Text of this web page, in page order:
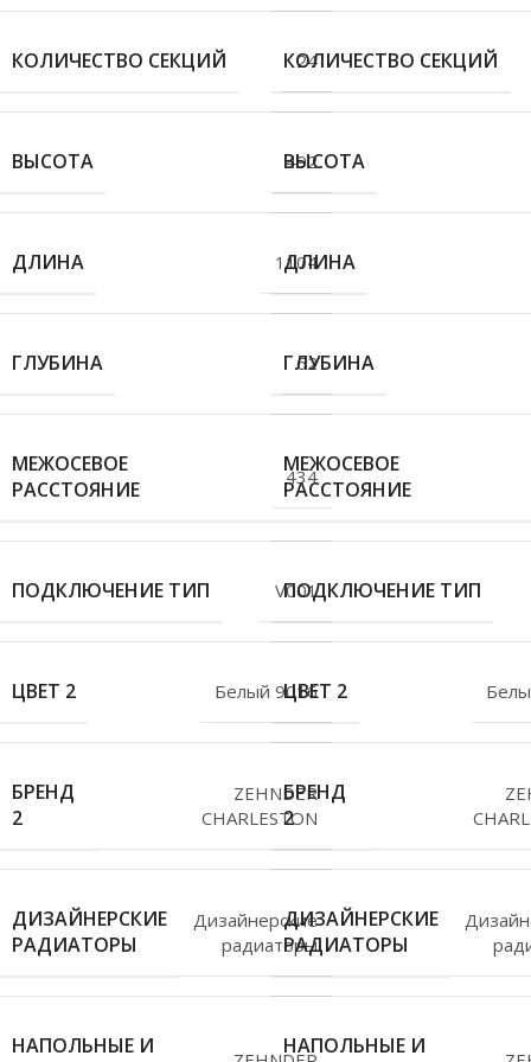
КОЛИЧЕСТВО СЕКЦИЙ 24
ВЫСОТА 492
ДЛИНА 1104
ГЛУБИНА 62
МЕЖОСЕВОЕ
РАССТОЯНИЕ
434
ПОДКЛЮЧЕНИЕ ТИП V001
ЦВЕТ 2 Белый 9016
БРЕНД
2
ZEHNDER
CHARLESTON
ДИЗАЙНЕРСКИЕ
РАДИАТОРЫ
Дизайнерские
радиаторы
НАПОЛЬНЫЕ И
КОЛИЧЕСТВО СЕКЦИЙ
ВЫСОТА
ДЛИНА
ГЛУБИНА
МЕЖОСЕВОЕ
РАССТОЯНИЕ
ПОДКЛЮЧЕНИЕ ТИП
ЦВЕТ 2
БРЕНД
2
ДИЗАЙНЕРСКИЕ
РАДИАТОРЫ
НАПОЛЬНЫЕ И